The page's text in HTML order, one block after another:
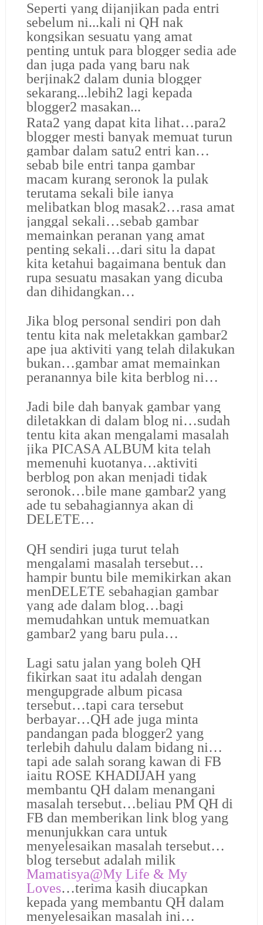
Seperti yang dijanjikan pada entri
sebelum ni...kali ni QH nak
kongsikan sesuatu yang amat
penting untuk para blogger sedia ade
dan juga pada yang baru nak
berjinak2 dalam dunia blogger
sekarang...lebih2 lagi kepada
blogger2 masakan...
Rata2 yang dapat kita lihat…para2
blogger mesti banyak memuat turun
gambar dalam satu2 entri kan…
sebab bile entri tanpa gambar
macam kurang seronok la pulak
terutama sekali bile ianya
melibatkan blog masak2…rasa amat
janggal sekali…sebab gambar
memainkan peranan yang amat
penting sekali…dari situ la dapat
kita ketahui bagaimana bentuk dan
rupa sesuatu masakan yang dicuba
dan dihidangkan…
Jika blog personal sendiri pon dah
tentu kita nak meletakkan gambar2
ape jua aktiviti yang telah dilakukan
bukan…gambar amat memainkan
peranannya bile kita berblog ni…
Jadi bile dah banyak gambar yang
diletakkan di dalam blog ni…sudah
tentu kita akan mengalami masalah
jika PICASA ALBUM kita telah
memenuhi kuotanya…aktiviti
berblog pon akan menjadi tidak
seronok…bile mane gambar2 yang
ade tu sebahagiannya akan di
DELETE…
QH sendiri juga turut telah
mengalami masalah tersebut…
hampir buntu bile memikirkan akan
menDELETE sebahagian gambar
yang ade dalam blog…bagi
memudahkan untuk memuatkan
gambar2 yang baru pula…
Lagi satu jalan yang boleh QH
fikirkan saat itu adalah dengan
mengupgrade album picasa
tersebut…tapi cara tersebut
berbayar…QH ade juga minta
pandangan pada blogger2 yang
terlebih dahulu dalam bidang ni…
tapi ade salah sorang kawan di FB
iaitu ROSE KHADIJAHyang
membantu QH dalam menangani
masalah tersebut…beliau PM QH di
FB dan memberikan link blog yang
menunjukkan cara untuk
menyelesaikan masalah tersebut…
blog tersebut adalah milik
Mamatisya@My Life & My
Loves…terima kasih diucapkan
kepada yang membantu QH dalam
menyelesaikan masalah ini…